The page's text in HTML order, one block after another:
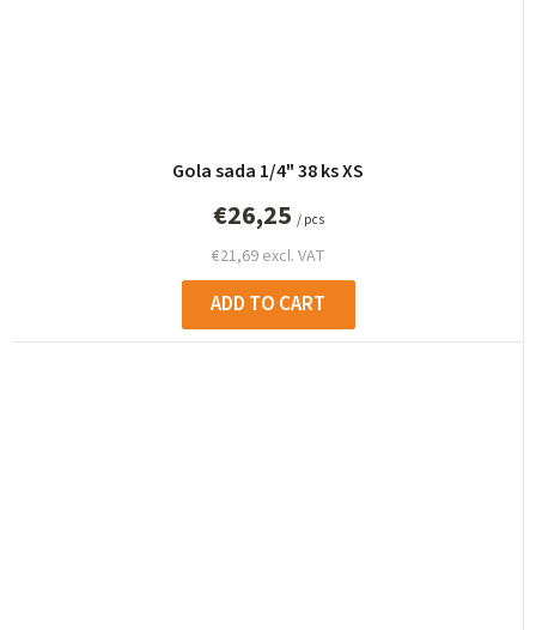
Gola sada 1/4" 38 ks XS
€21,69 excl. VAT
€26,25 / pcs
ADD TO CART